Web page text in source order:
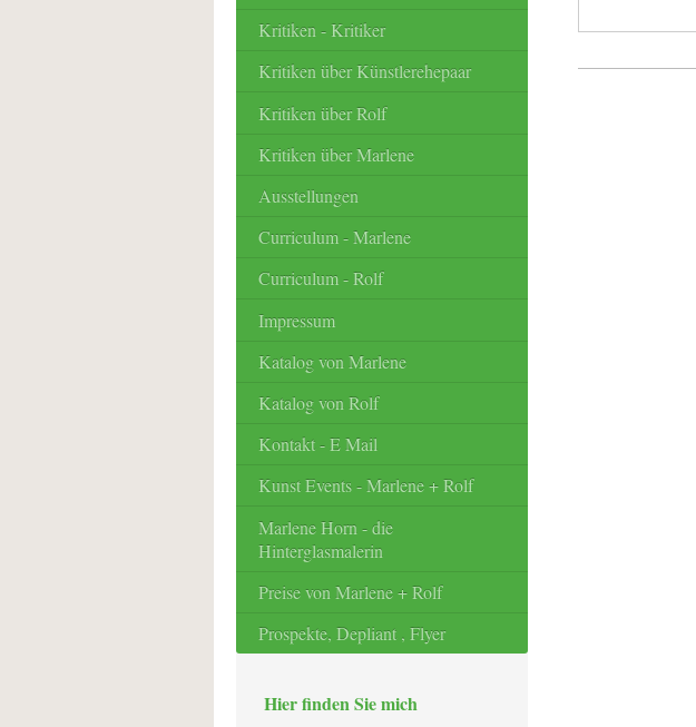
Kritiken - Kritiker
Kritiken über Künstlerehepaar
Kritiken über Rolf
Kritiken über Marlene
Ausstellungen
Curriculum - Marlene
Curriculum - Rolf
Impressum
Katalog von Marlene
Katalog von Rolf
Kontakt - E Mail
Kunst Events - Marlene + Rolf
Marlene Horn - die
Hinterglasmalerin
Preise von Marlene + Rolf
Prospekte, Depliant , Flyer
Hier finden Sie mich